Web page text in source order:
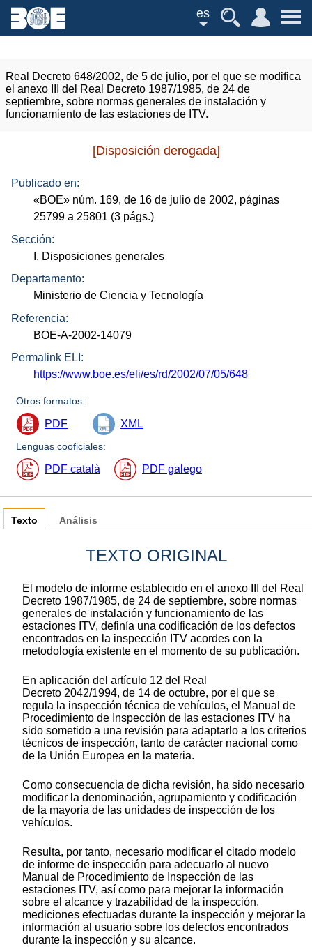
es
Real Decreto 648/2002, de 5 de julio, por el que se modifica
el anexo III del Real Decreto 1987/1985, de 24 de
septiembre, sobre normas generales de instalación y
funcionamiento de las estaciones de ITV.
[Disposición derogada]
Publicado en:
«BOE» núm. 169, de 16 de julio de 2002, páginas
25799 a 25801 (3 págs.)
Sección:
I. Disposiciones generales
Departamento:
Ministerio de Ciencia y Tecnología
Referencia:
BOE-A-2002-14079
Permalink ELI:
https://www.boe.es/eli/es/rd/2002/07/05/648
Otros formatos:
PDF XML
Lenguas cooficiales:
PDF català PDF galego
Texto
TEXTO ORIGINAL
El modelo de informe establecido en el anexo III del Real
Decreto 1987/1985, de 24 de septiembre, sobre normas
generales de instalación y funcionamiento de las
estaciones ITV, definía una codificación de los defectos
encontrados en la inspección ITV acordes con la
metodología existente en el momento de su publicación.
En aplicación del artículo 12 del Real
Decreto 2042/1994, de 14 de octubre, por el que se
regula la inspección técnica de vehículos, el Manual de
Procedimiento de Inspección de las estaciones ITV ha
sido sometido a una revisión para adaptarlo a los criterios
técnicos de inspección, tanto de carácter nacional como
de la Unión Europea en la materia.
Como consecuencia de dicha revisión, ha sido necesario
modificar la denominación, agrupamiento y codificación
de la mayoría de las unidades de inspección de los
vehículos.
Resulta, por tanto, necesario modificar el citado modelo
de informe de inspección para adecuarlo al nuevo
Manual de Procedimiento de Inspección de las
estaciones ITV, así como para mejorar la información
sobre el alcance y trazabilidad de la inspección,
mediciones efectuadas durante la inspección y mejorar la
información al usuario sobre los defectos encontrados
durante la inspección y su alcance.
Análisis